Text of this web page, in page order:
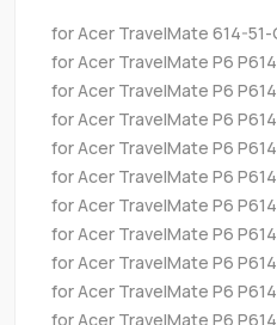
for Acer TravelMate 614-51-
for Acer TravelMate P6 P614
for Acer TravelMate P6
for Acer TravelMate P6
for Acer TravelMate P6
for Acer TravelMate P6
for Acer TravelMate P6
for Acer TravelMate P6
for Acer TravelMate P6
for Acer TravelMate P6
for Acer TravelMate P6